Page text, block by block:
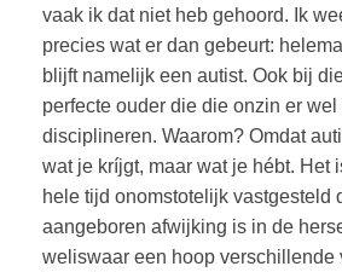
vaak ik dat niet heb gehoord. Ik
precies wat er dan gebeurt:
blijft namelijk een autist. Ook bij
perfecte ouder die die onzin er wel
disciplineren. Waarom? Omdat
wat je kríjgt, maar wat je hébt. Het
hele tijd onomstotelijk vastgesteld
aangeboren afwijking is in de
weliswaar een hoop verschillende